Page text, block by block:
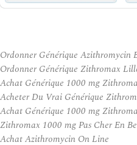
Ordonner Générique Azithromycin
Ordonner Générique Zithromax
Achat Générique 1000 mg
Acheter Du Vrai Générique
Achat Générique 1000 mg
Zithromax 1000 mg Pas Cher En
Achat Azithromycin On Line